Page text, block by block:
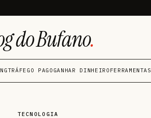
do Bufano.
TRÁFEGO PAGO GANHAR DINHEIRO FERRAMENTAS
TECNOLOGIA